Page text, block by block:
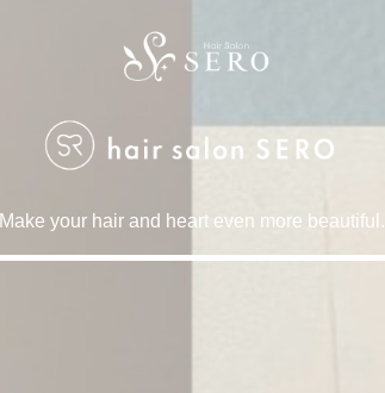
Make your hair and heart even more beautiful.